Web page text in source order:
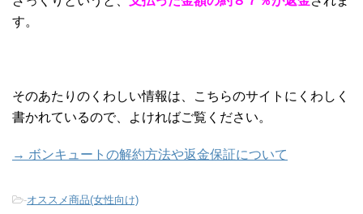
す。
そのあたりのくわしい情報は、こちらのサイトにくわしく
書かれているので、よければご覧ください。
→ ボンキュートの解約方法や返金保証について
-オススメ商品(女性向け)